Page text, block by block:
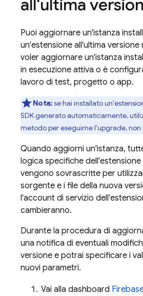
all'ultima
Puoi aggiornare un'istanza
un'estensione all'ultima
voler aggiornare un'istanza
in esecuzione attiva o è
lavoro di test, progetto o app.
Nota:se hai installato
SDK generato automaticamente,
metodo per eseguirne l'upgrade, non
Quando aggiorni un'istanza,
logica specifiche dell'estensione
vengono sovrascritte per
sorgente e i file della nuova
l'account di servizio
cambieranno.
Durante la procedura di
una notifica di eventuali
versione e potrai specificare i
nuovi parametri.
Vai alla dashboard